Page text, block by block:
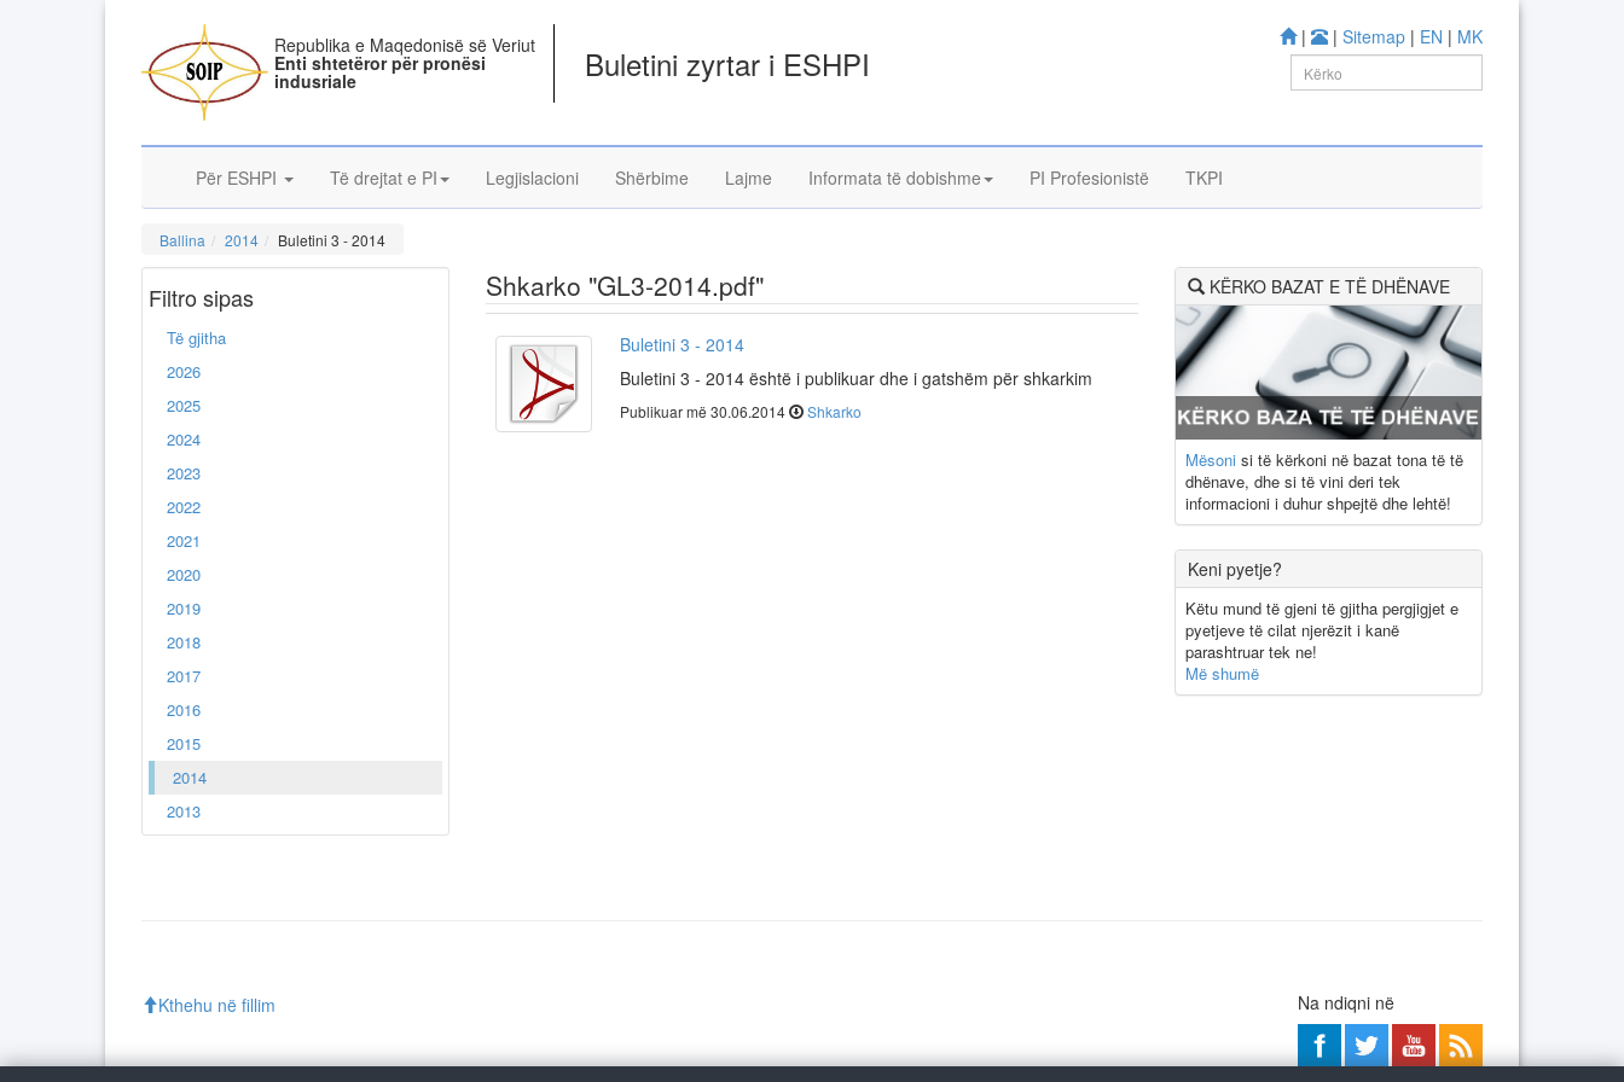
| | Sitemap | EN | MK
Republika e Maqedonisë së Veriut
Enti shtetëror për pronësi
indusriale Buletini zyrtar i ESHPI
Për ESHPI Të drejtat e PI Legjislacioni Shërbime Lajme Informata të dobishme PI Profesionistë TKPI
Ballina 2014 Buletini 3 - 2014
Filtro sipas
Të gjitha
2026
2025
2024
2023
2022
2021
2020
2019
2018
2017
2016
2015
2014
2013
Shkarko "GL3-2014.pdf"
Buletini 3 - 2014
Buletini 3 - 2014 është i publikuar dhe i gatshëm për shkarkim
Publikuar më 30.06.2014 Shkarko
KËRKO BAZAT E TË DHËNAVE
Mësoni si të kërkoni në bazat tona të të
dhënave, dhe si të vini deri tek
informacioni i duhur shpejtë dhe lehtë!
Keni pyetje?
Këtu mund të gjeni të gjitha pergjigjet e
pyetjeve të cilat njerëzit i kanë
parashtruar tek ne!
Më shumë
Kthehu në fillim Na ndiqni në